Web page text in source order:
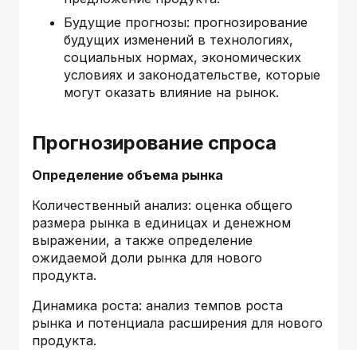
Будущие прогнозы: прогнозирование
будущих изменений в технологиях,
социальных нормах, экономических
условиях и законодательстве, которые
могут оказать влияние на рынок.
Прогнозирование спроса
Определение объема рынка
Количественный анализ: оценка общего
размера рынка в единицах и денежном
выражении, а также определение
ожидаемой доли рынка для нового
продукта.
Динамика роста: анализ темпов роста
рынка и потенциала расширения для нового
продукта.